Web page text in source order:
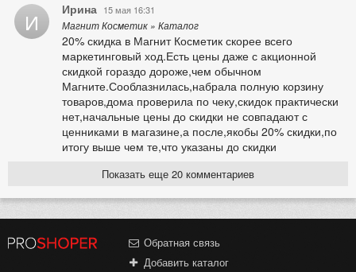
И Ирина 15 мая 16:31
Магнит Косметик » Каталог
20% скидка в Магнит Косметик скорее всего
маркетинговый ход.Есть цены даже с акционной
скидкой гораздо дороже,чем обычном
Магните.Сооблазнилась,набрала полную корзину
товаров,дома проверила по чеку,скидок практически
нет,начальные цены до скидки не совпадают с
ценниками в магазине,а после,якобы 20% скидки,по
итогу выше чем те,что указаны до скидки
Показать еще 20 комментариев
Обратная связь
Добавить каталог